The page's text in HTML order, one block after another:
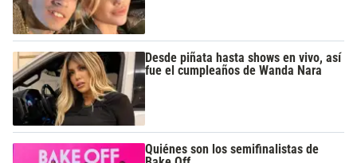
Desde piñata hasta shows en vivo, así
fue el cumpleaños de Wanda Nara
Quiénes son los semifinalistas de